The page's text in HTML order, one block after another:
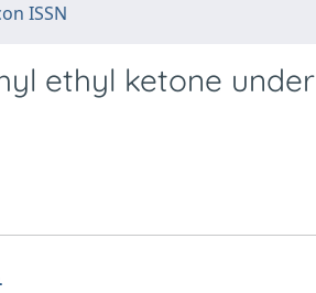
ISSN
ethyl ketone under